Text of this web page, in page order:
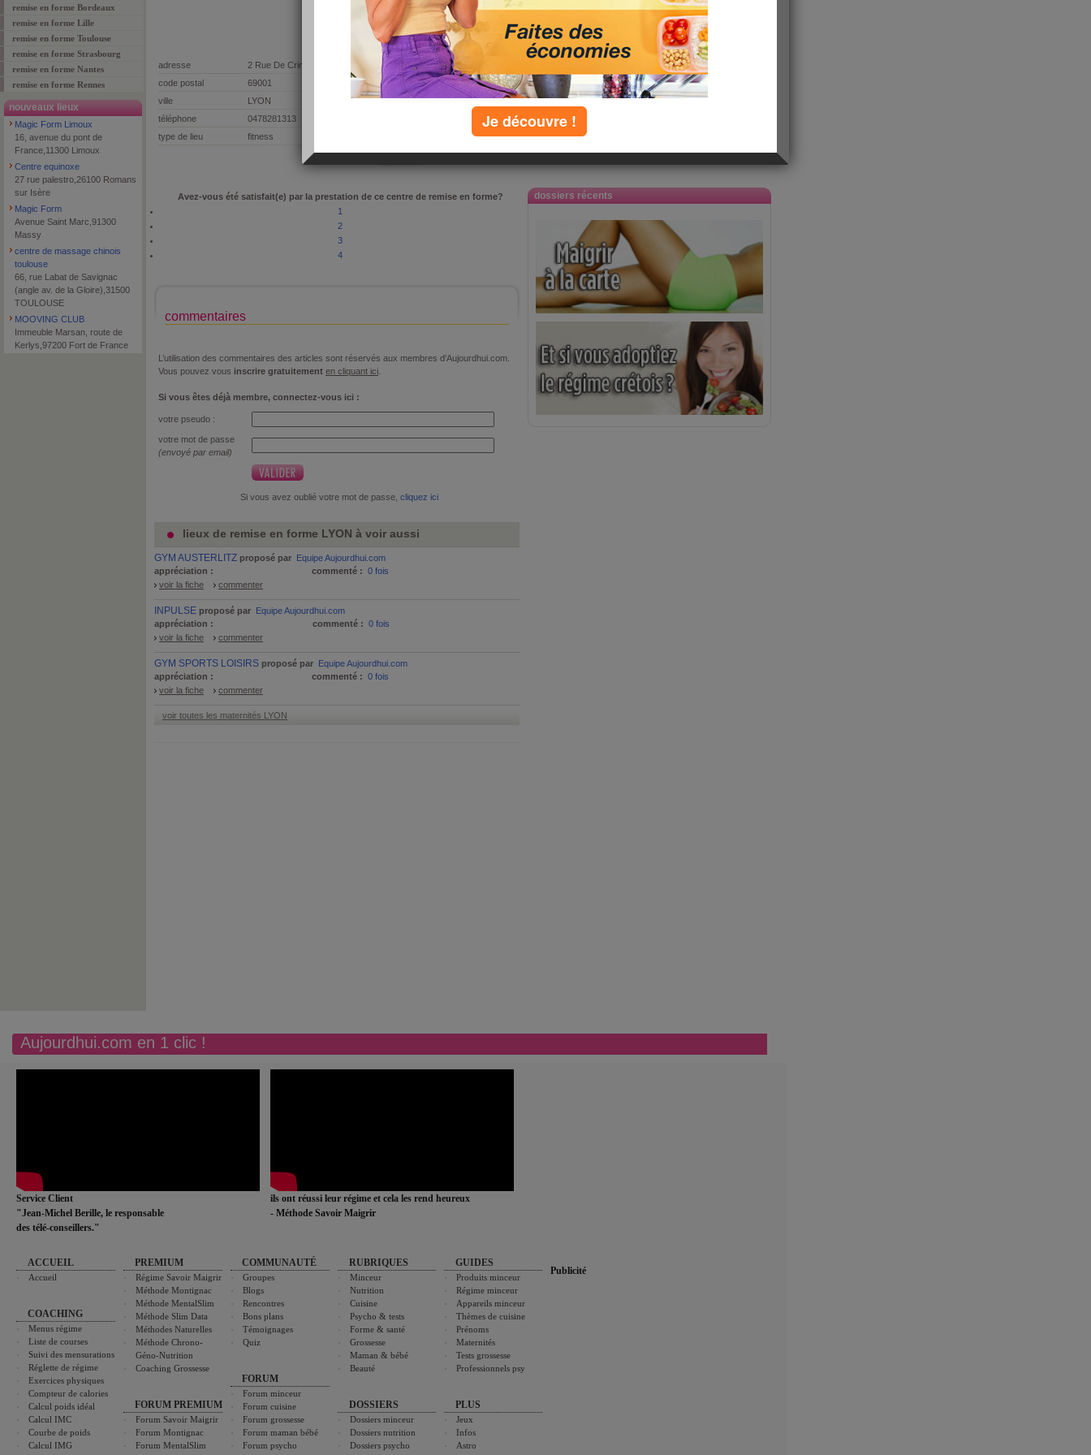
dossiers récents
remise en forme Bordeaux
remise en forme Lille
remise en forme Toulouse
remise en forme Strasbourg
remise en forme Nantes
remise en forme Rennes
nouveaux lieux
Magic Form Limoux
16, avenue du pont de
France,11300 Limoux
Centre equinoxe
27 rue palestro,26100 Romans
sur Isère
Magic Form
Avenue Saint Marc,91300
Massy
centre de massage chinois
toulouse
66, rue Labat de Savignac
(angle av. de la Gloire),31500
TOULOUSE
MOOVING CLUB
Immeuble Marsan, route de
Kerlys,97200 Fort de France
proposé par
Equipe
commenté :0 fois
adresse
2 Rue De Crimée
code postal
69001
ville
LYON
téléphone
0478281313
type de lieu
fitness
Avez-vous été satisfait(e) par la prestation de ce centre de remise en forme?
1
2
3
4
commentaires
L’utilisation des commentaires des articles sont réservés aux membres d'Aujourdhui.com.
Vous pouvez vous inscrire gratuitement en cliquant ici
Si vous êtes déjà membre, connectez-vous ici :
votre pseudo :
votre mot de passe
(envoyé par email)
Si vous avez oublié votre mot de passe, cliquez ici
lieux de remise en forme LYON à voir aussi
GYM AUSTERLITZ proposé par Equipe Aujourdhui.com
appréciation :
commenté : 0 fois
voir la fiche
commenter
INPULSE proposé par Equipe Aujourdhui.com
appréciation :
commenté : 0 fois
voir la fiche
commenter
GYM SPORTS LOISIRS proposé par Equipe Aujourdhui.com
appréciation :
commenté : 0 fois
voir la fiche
commenter
voir toutes les maternités LYON
Aujourdhui.com en 1 clic !
Service Client
"Jean-Michel Berille, le responsable
des télé-conseillers."
ils ont réussi leur régime et cela les rend heureux
- Méthode Savoir Maigrir
ACCUEIL
Accueil
COACHING
Menus régime
Liste de courses
Suivi des mensurations
Réglette de régime
Exercices physiques
Compteur de calories
Calcul poids idéal
Calcul IMC
Courbe de poids
Calcul IMG
PREMIUM
Régime Savoir Maigrir
Méthode Montignac
Méthode MentalSlim
Méthode Slim Data
Méthodes Naturelles
Méthode Chrono-
Géno-Nutrition
Coaching Grossesse
FORUM PREMIUM
Forum Savoir Maigrir
Forum Montignac
Forum MentalSlim
COMMUNAUTÉ
Groupes
Blogs
Rencontres
Bons plans
Témoignages
Quiz
FORUM
Forum minceur
Forum cuisine
Forum grossesse
Forum maman bébé
Forum psycho
RUBRIQUES
Minceur
Nutrition
Cuisine
Psycho & tests
Forme & santé
Grossesse
Maman & bébé
Beauté
DOSSIERS
Dossiers minceur
Dossiers nutrition
Dossiers psycho
GUIDES
Produits minceur
Régime minceur
Appareils minceur
Thèmes de cuisine
Prénoms
Maternités
Tests grossesse
Professionnels psy
PLUS
Jeux
Infos
Astro
Publicité
Je découvre !